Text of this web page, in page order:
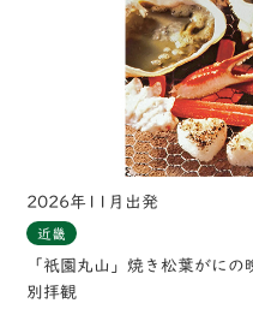
2026年11月出発
近畿
「祇園丸山」焼き松葉がに
別拝観